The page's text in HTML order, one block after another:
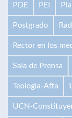
PDE PEI
Postgrado
Rector en los
Sala de Prensa
Teología-Afta
UCN-